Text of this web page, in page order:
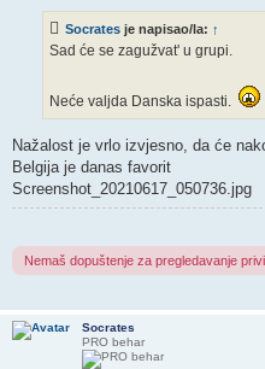
Socrates je napisao/la: ↑
Sad će se zagužvat' u grupi.
Neće valjda Danska ispasti.
Nažalost je vrlo izvjesno, da će
Belgija je danas favorit
Screenshot_20210617_050736.jpg
Nemaš dopuštenje za pregledavanje
Socrates
PRO behar